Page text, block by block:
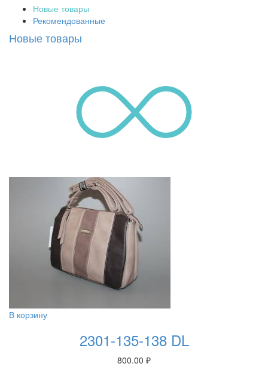
Новые товары
Рекомендованные
Новые товары
В корзину
2301-135-138 DL
800.00 ₽